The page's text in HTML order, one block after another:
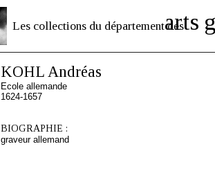
Les collections du département des
arts
KOHL Andréas
Ecole allemande
1624-1657
BIOGRAPHIE :
graveur allemand